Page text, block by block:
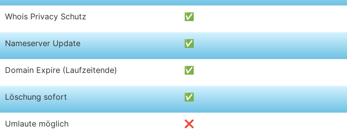
Whois Privacy Schutz ✅
Nameserver Update ✅
Domain Expire (Laufzeitende) ✅
Löschung sofort ✅
Umlaute möglich ❌